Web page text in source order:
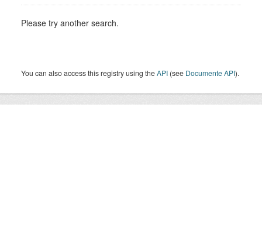
Please try another search.
You can also access this registry using theAPI (see Documente API).